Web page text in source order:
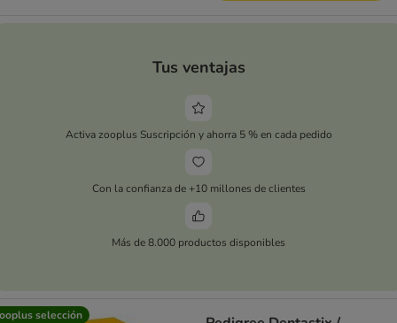
Tus ventajas
Activa zooplus Suscripción y ahorra 5 % en cada pedido
Con la confianza de +10 millones de clientes
Más de 8.000 productos disponibles
selección